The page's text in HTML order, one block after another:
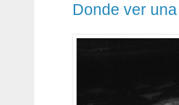
Donde ver